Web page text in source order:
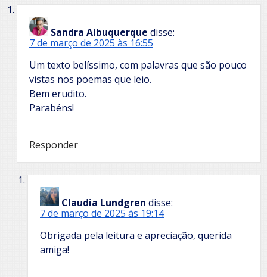
Sandra Albuquerque disse:
7 de março de 2025 às 16:55
Um texto belíssimo, com palavras que são pouco
vistas nos poemas que leio.
Bem erudito.
Parabéns!
Responder
Claudia Lundgren disse:
7 de março de 2025 às 19:14
Obrigada pela leitura e apreciação, querida
amiga!